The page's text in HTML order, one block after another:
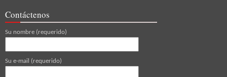
Contáctenos
Su nombre (requerido)
Su e-mail (requerido)